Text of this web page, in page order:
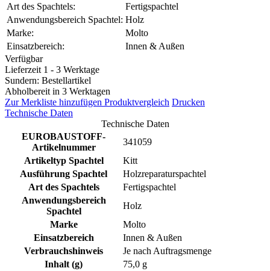
Art des Spachtels:
Fertigspachtel
Anwendungsbereich Spachtel: Holz
Marke:
Molto
Einsatzbereich:
Innen & Außen
Verfügbar
Lieferzeit 1 - 3 Werktage
Sundern: Bestellartikel
Abholbereit in 3 Werktagen
Zur Merkliste hinzufügen Produktvergleich Drucken
Technische Daten
Technische Daten
EUROBAUSTOFF-
Artikelnummer
341059
Artikeltyp Spachtel
Kitt
Ausführung Spachtel
Holzreparaturspachtel
Art des Spachtels
Fertigspachtel
Anwendungsbereich
Spachtel
Holz
Marke
Molto
Einsatzbereich
Innen & Außen
Verbrauchshinweis
Je nach Auftragsmenge
Inhalt (g)
75,0 g